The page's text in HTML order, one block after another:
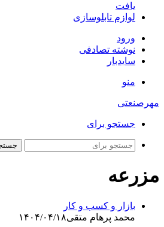
یافت
لوازم تابلوسازی
ورود
نوشته تصادفی
سایدبار
منو
مهرصنعتی
جستجو برای
مزرعه
بازار و کسب و کار
محمد پرهام متقی۱۴۰۴/۰۴/۱۸